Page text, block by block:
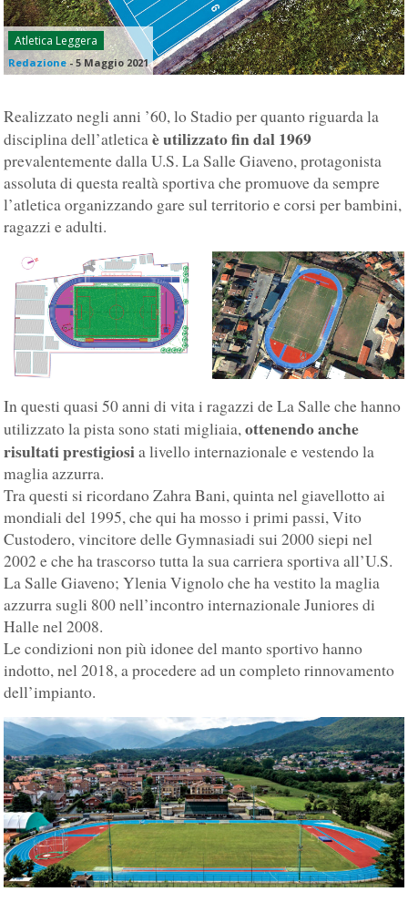
Atletica Leggera
Redazione-5 Maggio 2021
Realizzato negli anni ’60, lo Stadio per quanto riguarda la
disciplina dell’atleticaè utilizzato fin dal 1969
prevalentemente dalla U.S. La Salle Giaveno, protagonista
assoluta di questa realtà sportiva che promuove da sempre
l’atletica organizzando gare sul territorio e corsi per bambini,
ragazzi e adulti.
In questi quasi 50 anni di vita i ragazzi de La Salle che hanno
utilizzato la pista sono stati migliaia,ottenendo anche
risultati prestigiosia livello internazionale e vestendo la
maglia azzurra.
Tra questi si ricordano Zahra Bani, quinta nel giavellotto ai
mondiali del 1995, che qui ha mosso i primi passi, Vito
Custodero, vincitore delle Gymnasiadi sui 2000 siepi nel
2002 e che ha trascorso tutta la sua carriera sportiva all’U.S.
La Salle Giaveno; Ylenia Vignolo che ha vestito la maglia
azzurra sugli 800 nell’incontro internazionale Juniores di
Halle nel 2008.
Le condizioni non più idonee del manto sportivo hanno
indotto, nel 2018, a procedere ad un completo rinnovamento
dell’impianto.